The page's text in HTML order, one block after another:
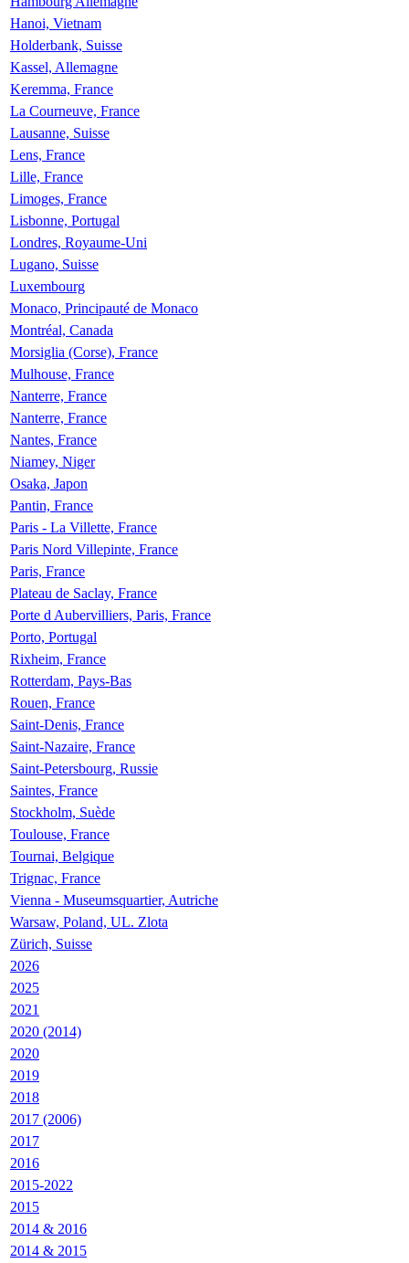
Hanoi, Vietnam
Holderbank, Suisse
Kassel, Allemagne
Keremma, France
La Courneuve, France
Lausanne, Suisse
Lens, France
Lille, France
Limoges, France
Lisbonne, Portugal
Londres, Royaume-Uni
Lugano, Suisse
Luxembourg
Monaco, Principauté de Monaco
Montréal, Canada
Morsiglia (Corse), France
Mulhouse, France
Nanterre, France
Nanterre, France
Nantes, France
Niamey, Niger
Osaka, Japon
Pantin, France
Paris - La Villette, France
Paris Nord Villepinte, France
Paris, France
Plateau de Saclay, France
Porte d Aubervilliers, Paris, France
Porto, Portugal
Rixheim, France
Rotterdam, Pays-Bas
Rouen, France
Saint-Denis, France
Saint-Nazaire, France
Saint-Petersbourg, Russie
Saintes, France
Stockholm, Suède
Toulouse, France
Tournai, Belgique
Trignac, France
Vienna - Museumsquartier, Autriche
Warsaw, Poland, UL. Zlota
Zürich, Suisse
2026
2025
2021
2020 (2014)
2020
2019
2018
2017 (2006)
2017
2016
2015-2022
2015
2014 & 2016
2014 & 2015